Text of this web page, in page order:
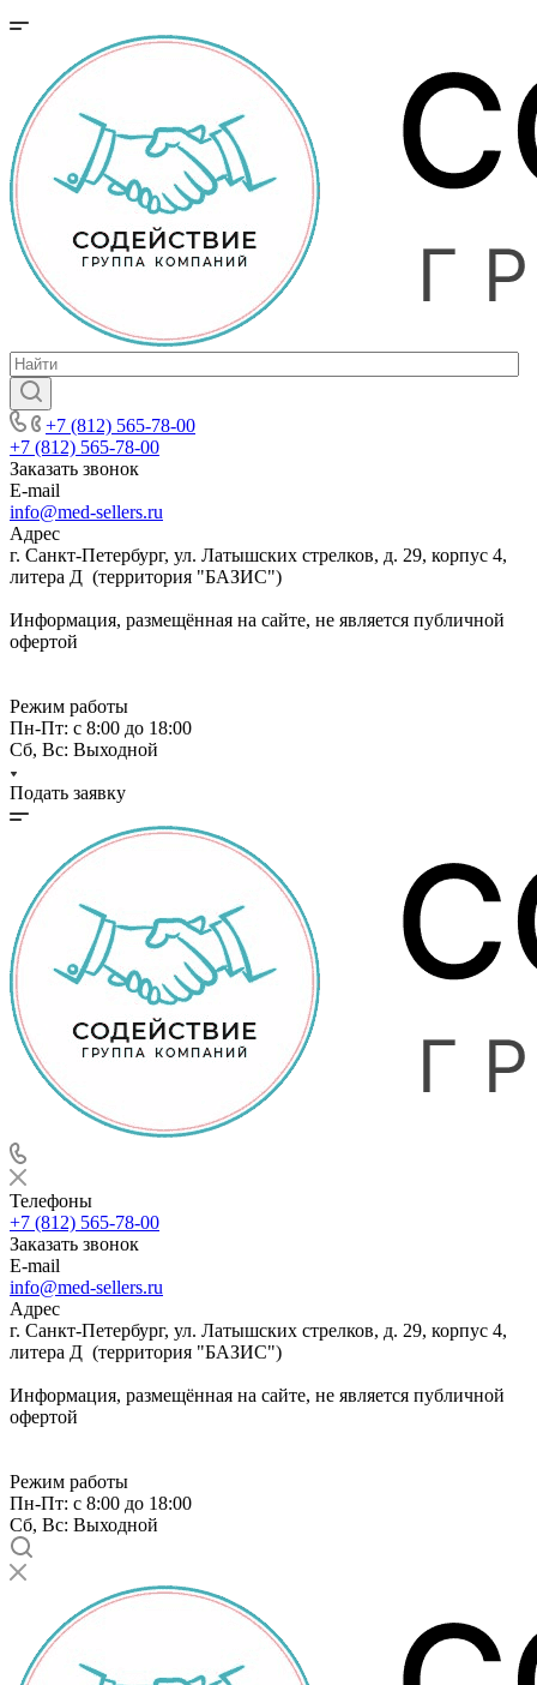
+7 (812) 565-78-00
+7 (812) 565-78-00
Заказать звонок
E-mail
info@med-sellers.ru
Адрес
г. Санкт-Петербург, ул. Латышских стрелков, д. 29, корпус 4,
литера Д (территория "БАЗИС")
Информация, размещённая на сайте, не является публичной
офертой
Режим работы
Пн-Пт: с 8:00 до 18:00
Сб, Вс: Выходной
Подать заявку
Телефоны
+7 (812) 565-78-00
Заказать звонок
E-mail
info@med-sellers.ru
Адрес
г. Санкт-Петербург, ул. Латышских стрелков, д. 29, корпус 4,
литера Д (территория "БАЗИС")
Информация, размещённая на сайте, не является публичной
офертой
Режим работы
Пн-Пт: с 8:00 до 18:00
Сб, Вс: Выходной